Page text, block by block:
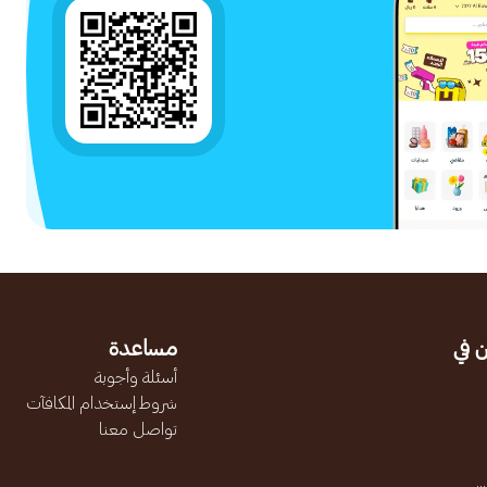
في مساعدة
أسئلة وأجوبة
شروط إستخدام المكافآت
تواصل معنا